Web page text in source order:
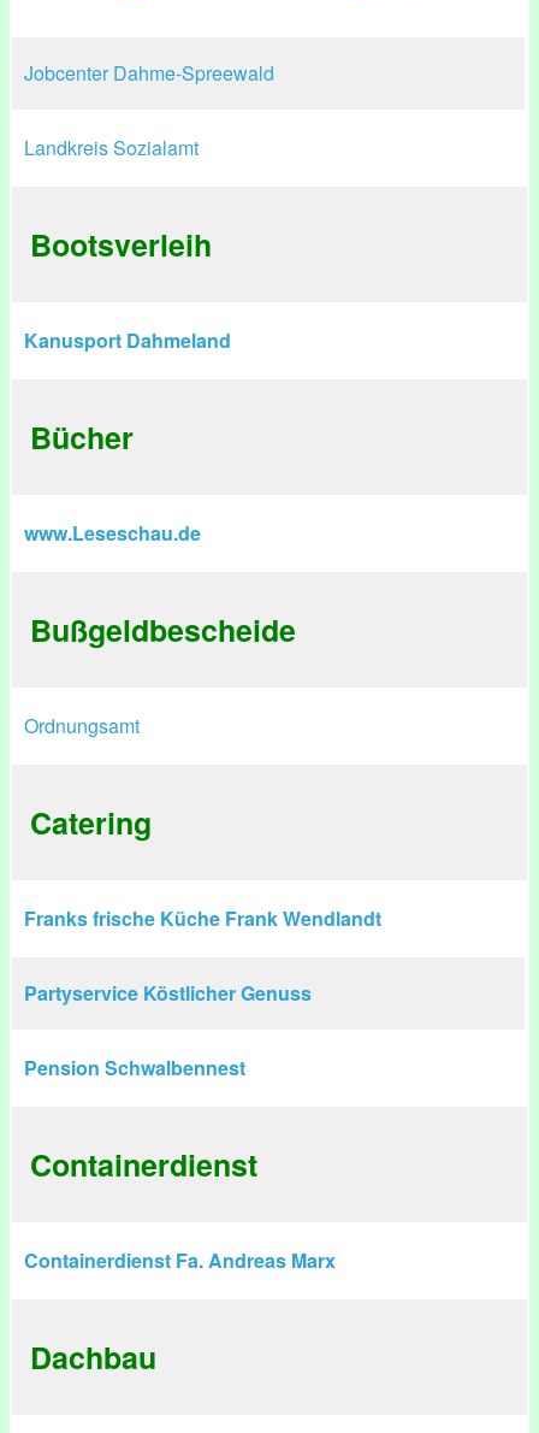
Jobcenter Dahme-Spreewald
Landkreis Sozialamt
Bootsverleih
Kanusport Dahmeland
Bücher
www.Leseschau.de
Bußgeldbescheide
Ordnungsamt
Catering
Franks frische Küche Frank Wendlandt
Partyservice Köstlicher Genuss
Pension Schwalbennest
Containerdienst
Containerdienst Fa. Andreas Marx
Dachbau